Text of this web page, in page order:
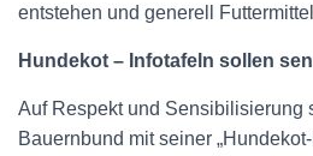
entstehen und generell
Hundekot – Infotafeln sollen
Auf Respekt und Sensibilisierung
Bauernbund mit seiner